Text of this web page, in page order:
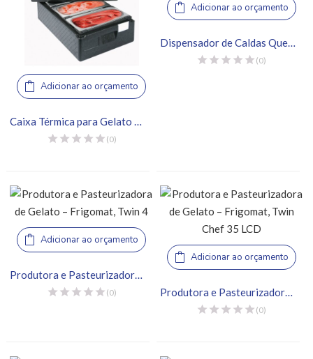
Adicionar ao orçamento
Caixa Térmica para Gelato 3 Cubas – Thermo Future Box
(0)
Adicionar ao orçamento
Dispensador de Caldas Quentes
(0)
Adicionar ao orçamento
Produtora e Pasteurizadora de Gelato – Frigomat, Twin 4
(0)
Adicionar ao orçamento
Produtora e Pasteurizadora de Gelato – Frigomat, Twin Chef 35 LCD
(0)